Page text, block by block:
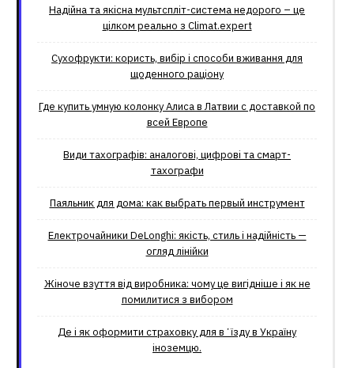
Надійна та якісна мультспліт-система недорого – це
цілком реально з Climat.еxpert
Сухофрукти: користь, вибір і способи вживання для
щоденного раціону
Где купить умную колонку Алиса в Латвии с доставкой по
всей Европе
Види тахографів: аналогові, цифрові та смарт-
тахографи
Паяльник для дома: как выбрать первый инструмент
Електрочайники DeLonghi: якість, стиль і надійність —
огляд лінійки
Жіноче взуття від виробника: чому це вигідніше і як не
помилитися з вибором
Де і як оформити страховку для вʼїзду в Україну
іноземцю.